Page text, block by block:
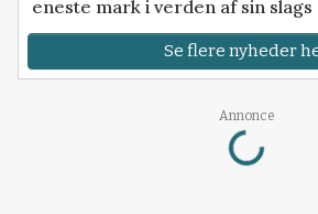
eneste mark i verden af sin slags
Se flere nyheder
Annonce
Loading...